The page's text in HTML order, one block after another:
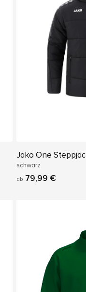
Jako One
schwarz
ab 79,99 €